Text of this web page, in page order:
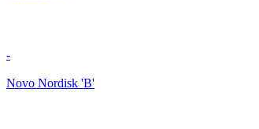
-
Novo Nordisk 'B'